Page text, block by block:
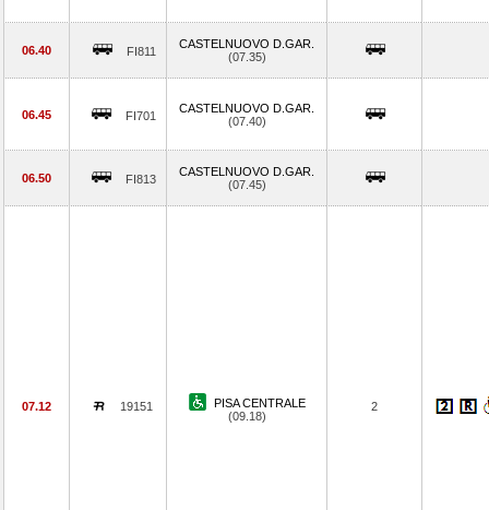
06.40 FI811
CASTELNUOVO D.GAR.
(07.35)
06.45 FI701
CASTELNUOVO D.GAR.
(07.40)
06.50 FI813
CASTELNUOVO D.GAR.
(07.45)
07.12 19151
PISA CENTRALE
(09.18)
2